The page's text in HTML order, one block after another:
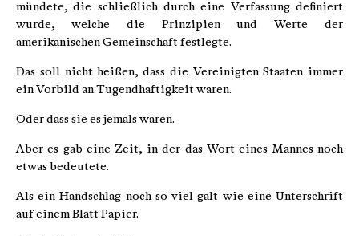
mündete, die schließlich durch eine Verfassung definiert
wurde, welche die Prinzipien und Werte der
amerikanischen Gemeinschaft festlegte.
Das soll nicht heißen, dass die Vereinigten Staaten immer
ein Vorbild an Tugendhaftigkeit waren.
Oder dass sie es jemals waren.
Aber es gab eine Zeit, in der das Wort eines Mannes noch
etwas bedeutete.
Als ein Handschlag noch so viel galt wie eine Unterschrift
auf einem Blatt Papier.